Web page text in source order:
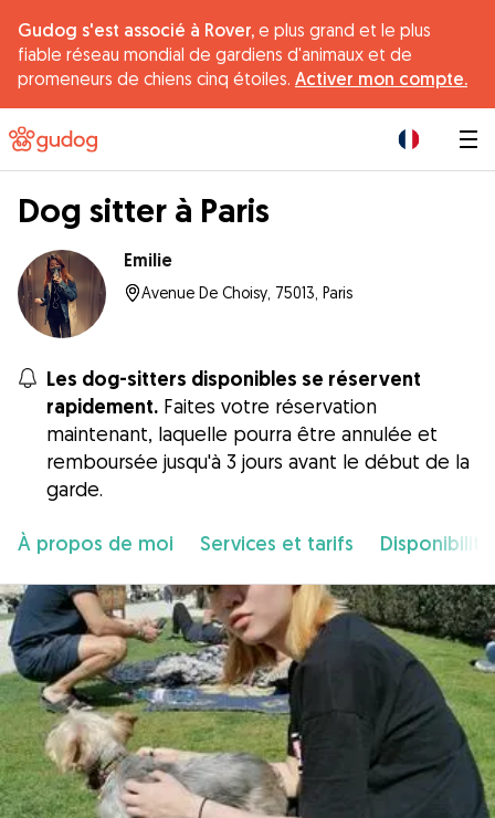
Gudog s'est associé à Rover, e plus grand et le plus
fiable réseau mondial de gardiens d'animaux et de
promeneurs de chiens cinq étoiles. Activer mon compte.
Dog sitter à Paris
Emilie
Avenue De Choisy, 75013, Paris
Les dog-sitters disponibles se réservent
rapidement. Faites votre réservation
maintenant, laquelle pourra être annulée et
remboursée jusqu'à 3 jours avant le début de la
garde.
À propos de moi Services et tarifs Disponibilité